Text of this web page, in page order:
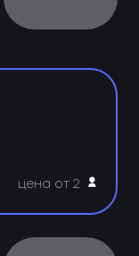
цена от 2